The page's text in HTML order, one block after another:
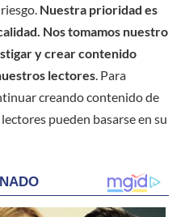
Nuestra prioridad es
Nos tomamos nuestro
y crear contenido
lectores. Para
creando contenido de
pueden basarse en su